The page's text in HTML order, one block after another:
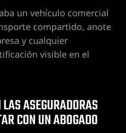
un vehículo comercial
compartido, anote
y cualquier
visible en el
ASEGURADORAS
CON UN ABOGADO